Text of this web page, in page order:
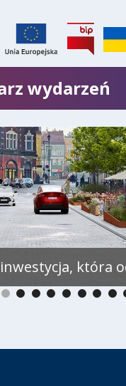
wydarzeń
która